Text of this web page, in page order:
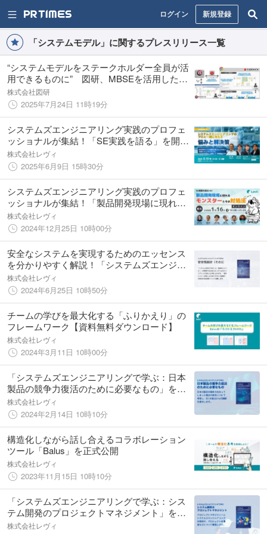
ログイン 新規登録
「システムモデル」に関するプレスリリース一覧
“システムモデルをステークホルダー全員が活
用できるものに” 図研、MBSEを活用した製
品開発コラボレーションのための新ソリュー
ション「SIDEKICK」を発表
株式会社図研
2025年7月24日 11時19分
システムズエンジニアリング実践のプロフェ
ッショナルが集結！「SE実践を語る」を開催
します。さらに、プレイベントとして短時間
で学ぶSEの特別入門講座もお届けします【無
料・オンライン】。
株式会社レヴィ
2025年6月9日 15時30分
システムズエンジニアリング実践のプロフェ
ッショナルが集結！「製品開発現場に現れる
モンスターとその対処法」を開催します【無
料・オンライン】
株式会社レヴィ
2024年12月25日 10時00分
安全なシステムを実現するためのエッセンス
を分かりやすく解説！「システムズエンジニ
アリングで学ぶ：安全性設計」の無料配布を
開始しました。
株式会社レヴィ
2024年6月25日 10時50分
チームの学びを最大化する「ふりかえり」の
フレームワーク【資料無料ダウンロード】
株式会社レヴィ
2024年3月11日 10時00分
「システムズエンジニアリングで学ぶ：日本
製品の競争力復活のために必要なもの」を公
開しました！無料でダウンロードできます！
株式会社レヴィ
2024年2月14日 10時10分
構造化しながら話し合えるコラボレーション
ツール「Balus」を正式公開
株式会社レヴィ
2023年11月15日 10時10分
「システムズエンジニアリングで学ぶ：シス
テム開発のプロジェクトマネジメント」を公
開しました！無料でダウンロードできます！
株式会社レヴィ